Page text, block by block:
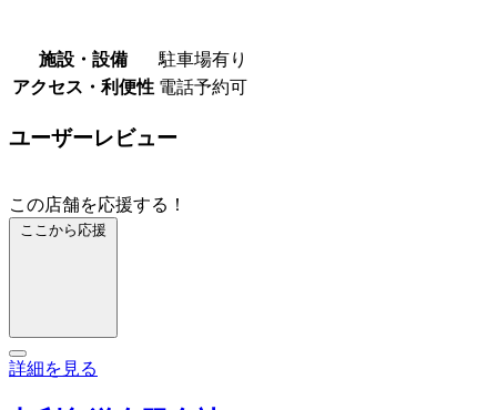
施設・設備
駐車場有り
アクセス・利便性 電話予約可
ユーザーレビュー
この店舗を応援する！
ここから応援
詳細を見る